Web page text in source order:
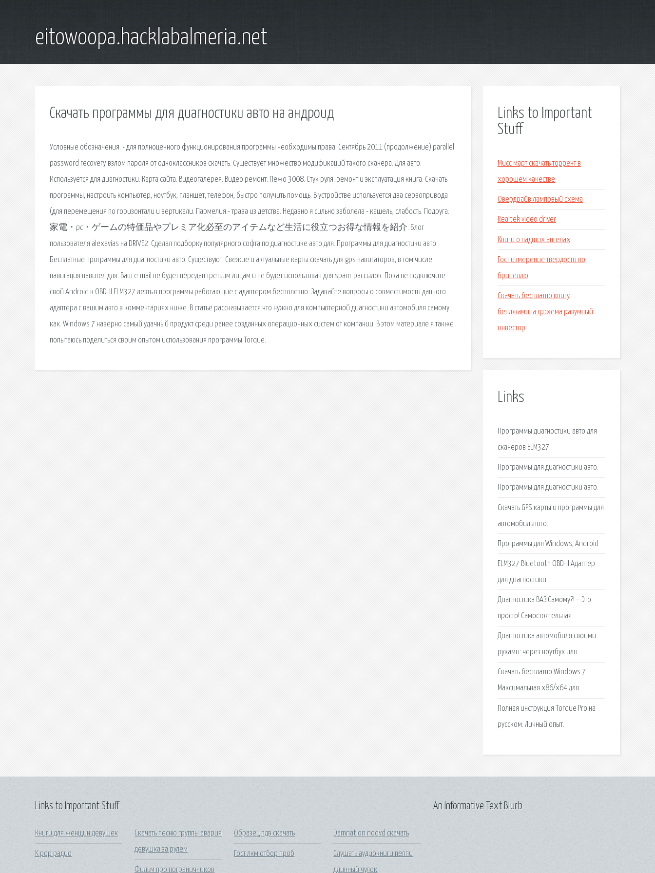
eitowoopa.hacklabalmeria.net
Скачать программы для диагностики авто на андроид
Условные обозначения: - для полноценного функционирования программы необходимы права. Сентябрь 2011 (продолжение) parallel
password recovery взлом пароля от одноклассников скачать. Существует множество модификаций такого сканера: Для авто.
Используется для диагностики. Карта сайта. Видеогалерея. Видео ремонт: Пежо 3008. Стук руля. ремонт и эксплуатация книга. Скачать
программы, настроить компьютер, ноутбук, планшет, телефон, быстро получить помощь. В устройстве используется два сервопривода
(для перемещения по горизонтали и вертикали. Пармелия - трава из детства. Недавно я сильно заболела - кашель, слабость. Подруга.
家電・pc・ゲームの特価品やプレミア化必至のアイテムなど生活に役立つお得な情報を紹介. Блог
пользователя alexavias на DRIVE2. Сделал подборку популярного софта по диагностике авто для. Программы для диагностики авто.
Бесплатные программы для диагностики авто. Существуют. Свежие и актуальные карты скачать для gps навигаторов, в том числе
навигация навител для. Ваш e-mail не будет передан третьим лицам и не будет использован для spam-рассылок. Пока не подключите
свой Android к OBD-II ELM327 лезть в программы работающие с адаптером бесполезно. Задавайте вопросы о совместимости данного
адаптера с вашим авто в комментариях ниже. В статье рассказывается что нужно для компьютерной диагностики автомобиля самому:
как. Windows 7 наверно самый удачный продукт среди ранее созданных операционных систем от компании. В этом материале я также
попытаюсь поделиться своим опытом использования программы Torque.
Links to Important
Stuff
Мисс март скачать торрент в
хорошем качестве
Овердрайв ламповый схема
Realtek video driver
Книги о падших ангелах
Гост измерение твердости по
бринеллю
Скачать бесплатно книгу
бенджамина грэхема разумный
инвестор
Links
Программы диагностики авто для
сканеров ELM327
Программы для диагностики авто.
Программы для диагностики авто.
Скачать GPS карты и программы для
автомобильного.
Программы для Windows, Android
ELM327 Bluetooth OBD-II Адаптер
для диагностики.
Диагностика ВАЗ Самому?! – Это
просто! Самостоятельная.
Диагностика автомобиля своими
руками: через ноутбук или.
Скачать бесплатно Windows 7
Максимальная x86/x64 для.
Полная инструкция Torque Pro на
русском. Личный опыт.
Links to Important Stuff
Книги для женщин девушек
K pop радио
Скачать песню группы авария
девушка за рулем
Фильм про пограничников
Образец пдв скачать
Гост лкм отбор проб
Damnation nodvd скачать
Слушать аудиокниги пеппи
длинный чулок
An Informative Text Blurb